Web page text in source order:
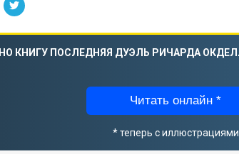
КНИГУ ПОСЛЕДНЯЯ ДУЭЛЬ РИЧАРДА
Читать онлайн *
* теперь с иллюстрациями